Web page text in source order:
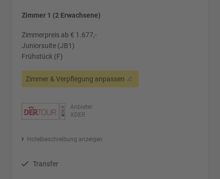
Zimmer 1 (2 Erwachsene)
Zimmerpreis ab € 1.677,-
Juniorsuite (JB1)
Frühstück (F)
Zimmer & Verpflegung anpassen
Anbieter:
XDER
Hotelbeschreibung anzeigen
Transfer